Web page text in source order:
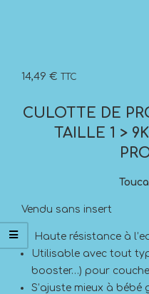
14,49 € TTC
CULOTTE DE
TAILLE 1 >
Vendu sans insert
Haute résistance à
Utilisable avec tout
booster…) pour
S’ajuste mieux à bébé